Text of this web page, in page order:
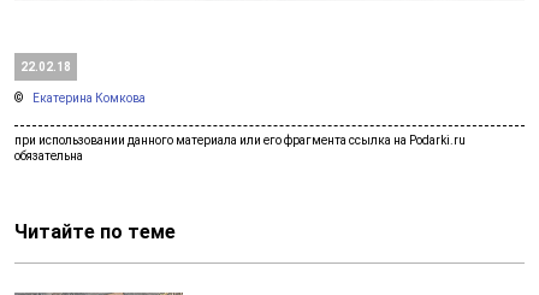
22.02.18
Екатерина Комкова
Читайте по теме